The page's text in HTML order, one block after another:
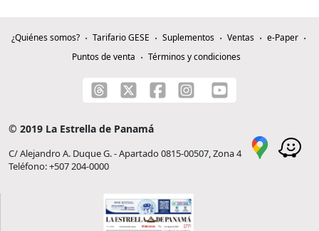
¿Quiénes somos? Tarifario GESE Suplementos Ventas
e-Paper
Puntos de venta
Términos y condiciones
© 2019 La Estrella de Panamá
C/ Alejandro A. Duque G. - Apartado 0815-00507, Zona 4
Teléfono: +507 204-0000